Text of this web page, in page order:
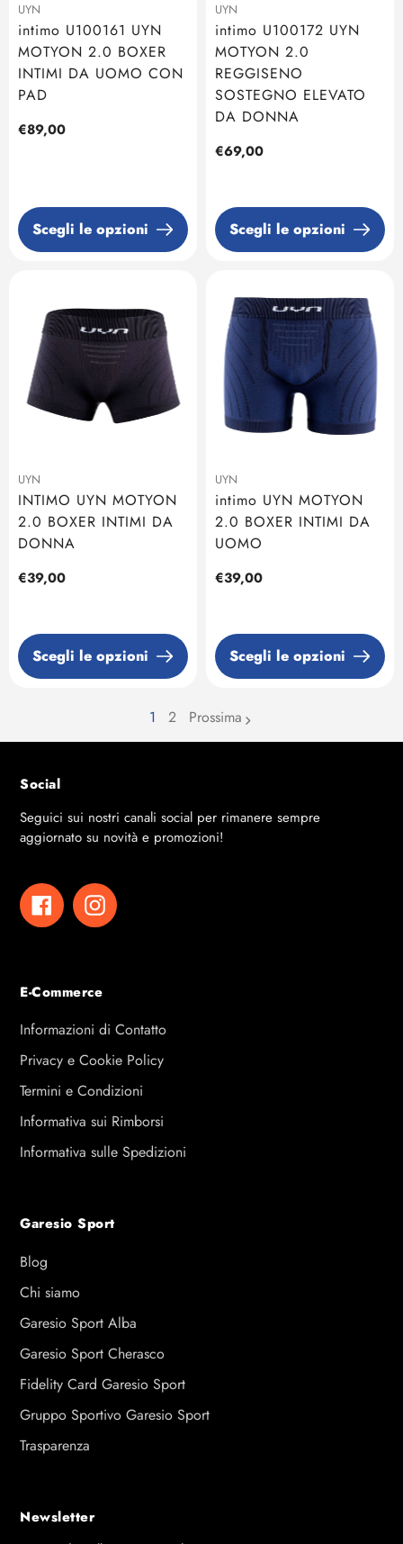
UYN
intimo U100161 UYN
MOTYON 2.0 BOXER
INTIMI DA UOMO CON
PAD
Prezzo
€89,00
Scegli le opzioni
UYN
intimo U100172 UYN
MOTYON 2.0
REGGISENO
SOSTEGNO ELEVATO
DA DONNA
Prezzo
€69,00
Scegli le opzioni
UYN
INTIMO UYN MOTYON
2.0 BOXER INTIMI DA
DONNA
Prezzo
€39,00
Scegli le opzioni
UYN
intimo UYN MOTYON
2.0 BOXER INTIMI DA
UOMO
Prezzo
€39,00
Scegli le opzioni
1 page
2 Prossima
Social
Seguici sui nostri canali social per rimanere sempre
aggiornato su novità e promozioni!
FacebookInstagram
E-Commerce
Informazioni di Contatto
Privacy e Cookie Policy
Termini e Condizioni
Informativa sui Rimborsi
Informativa sulle Spedizioni
Garesio Sport
Blog
Chi siamo
Garesio Sport Alba
Garesio Sport Cherasco
Fidelity Card Garesio Sport
Gruppo Sportivo Garesio Sport
Trasparenza
Newsletter